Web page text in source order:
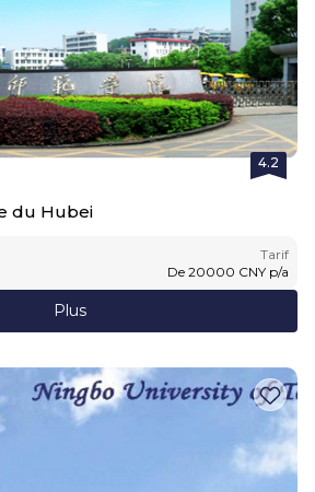
4.2
du Hubei
Tarif
De 20000 CNY p/a
Plus